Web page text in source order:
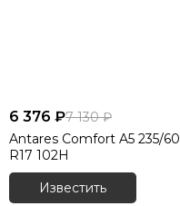
Летние шины 265/35 R19
Летние шины 265/35 R20
Летние шины 265/35 R21
Летние шины 265/35 R22
6 376 ₽7 130 ₽
Antares Comfort A5 235/60
R17 102H
Известить